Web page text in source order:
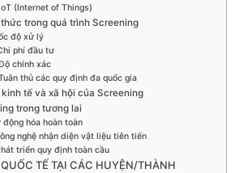
(Internet of Things)
trong quá trình Screening
độ xử lý
phí đầu tư
chính xác
thủ các quy định đa quốc gia
tế và xã hội của Screening
trong tương lai
động hóa hoàn toàn
nghệ nhận diện vật liệu tiên tiến
triển quy định toàn cầu
TẾ TẠI CÁC HUYỆN/THÀNH